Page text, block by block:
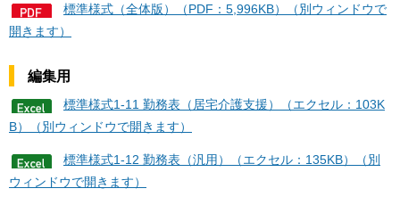
標準様式（全体版）（PDF：5,996KB）（別ウィンドウで
開きます）
編集用
標準様式1-11 勤務表（居宅介護支援）（エクセル：103K
B）（別ウィンドウで開きます）
標準様式1-12 勤務表（汎用）（エクセル：135KB）（別
ウィンドウで開きます）